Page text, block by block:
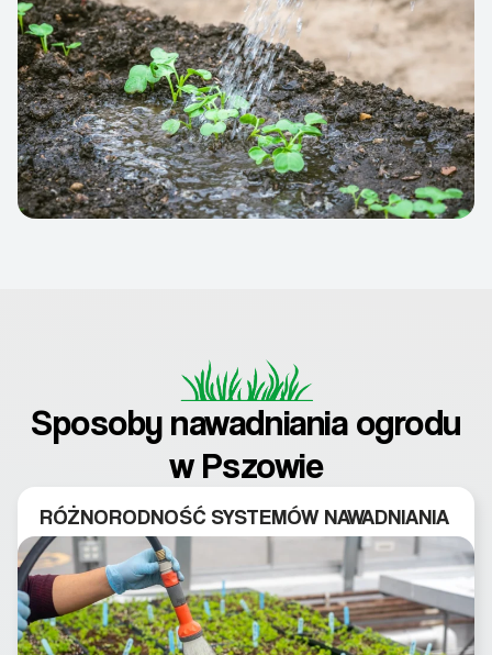
Sposoby nawadniania ogrodu
w Pszowie
RÓŻNORODNOŚĆ SYSTEMÓW NAWADNIANIA